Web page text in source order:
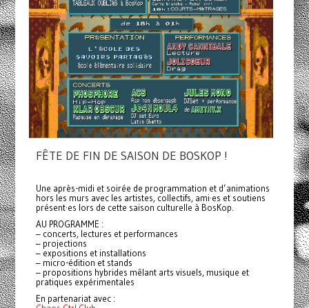
FÊTE DE FIN DE SAISON DE BOSKOP !
Une après-midi et soirée de programmation et d’animations
hors les murs avec les artistes, collectifs, ami·es et soutiens
présent·es lors de cette saison culturelle à BosKop.
AU PROGRAMME :
– concerts, lectures et performances
– projections
– expositions et installations
– micro-édition et stands
– propositions hybrides mêlant arts visuels, musique et
pratiques expérimentales
En partenariat avec :